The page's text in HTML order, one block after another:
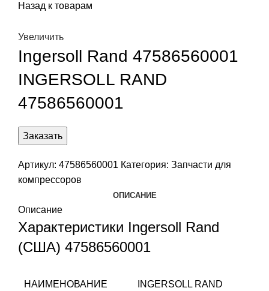
Назад к товарам
Увеличить
Ingersoll Rand 47586560001
INGERSOLL RAND
47586560001
Заказать
Артикул: 47586560001 Категория: Запчасти для
компрессоров
ОПИСАНИЕ
Описание
Характеристики Ingersoll Rand
(США) 47586560001
НАИМЕНОВАНИЕ
INGERSOLL RAND